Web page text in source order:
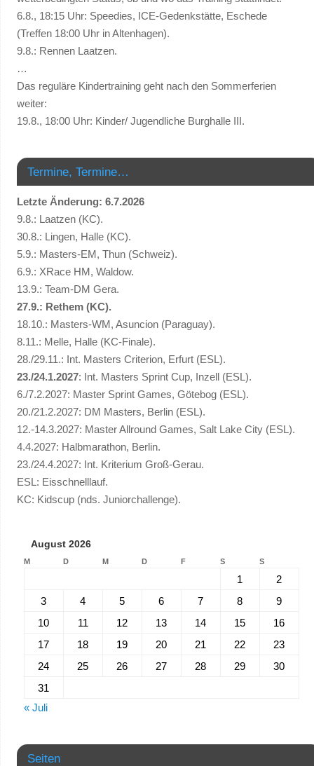
6.8., 18:15 Uhr: Speedies, ICE-Gedenkstätte, Eschede
(Treffen 18:00 Uhr in Altenhagen).
9.8.: Rennen Laatzen.
…
Das reguläre Kindertraining geht nach den Sommerferien
weiter:
19.8., 18:00 Uhr: Kinder/ Jugendliche Burghalle III.
Termine, Termine…
Letzte Änderung: 6.7.2026
9.8.: Laatzen (KC).
30.8.: Lingen, Halle (KC).
5.9.: Masters-EM, Thun (Schweiz).
6.9.: XRace HM, Waldow.
13.9.: Team-DM Gera.
27.9.: Rethem (KC).
18.10.: Masters-WM, Asuncion (Paraguay).
8.11.: Melle, Halle (KC-Finale).
28./29.11.: Int. Masters Criterion, Erfurt (ESL).
23./24.1.2027: Int. Masters Sprint Cup, Inzell (ESL).
6./7.2.2027: Master Sprint Games, Götebog (ESL).
20./21.2.2027: DM Masters, Berlin (ESL).
12.-14.3.2027: Master Allround Games, Salt Lake City (ESL).
4.4.2027: Halbmarathon, Berlin.
23./24.4.2027: Int. Kriterium Groß-Gerau.
ESL: Eisschnelllauf.
KC: Kidscup (nds. Juniorchallenge).
August 2026
M D M D F S S
1
2
3
4 5 6 7 8
9
10
11 12 13 14 15
16
17
18 19 20 21 22
23
24
25 26 27 28 29
30
31
« Juli
Seiten